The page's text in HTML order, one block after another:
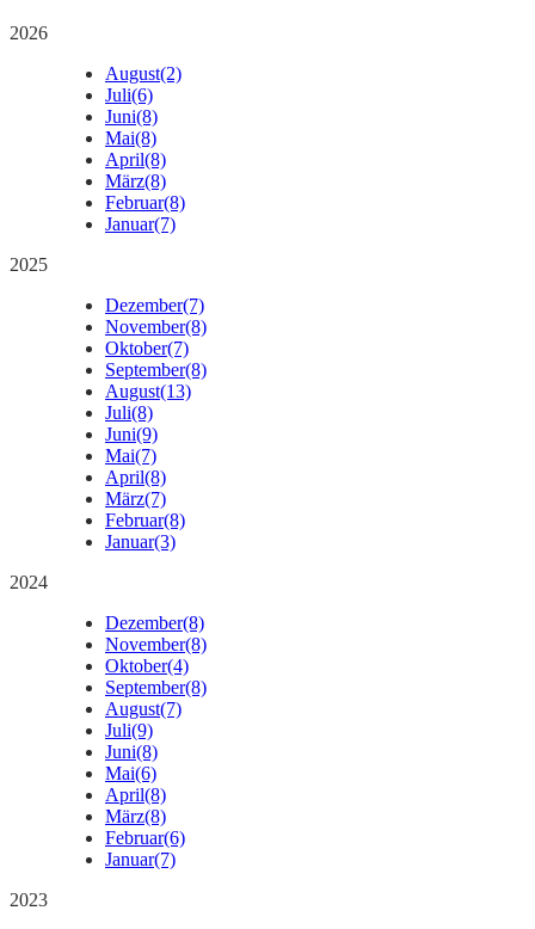
2026
August(2)
Juli(6)
Juni(8)
Mai(8)
April(8)
März(8)
Februar(8)
Januar(7)
2025
Dezember(7)
November(8)
Oktober(7)
September(8)
August(13)
Juli(8)
Juni(9)
Mai(7)
April(8)
März(7)
Februar(8)
Januar(3)
2024
Dezember(8)
November(8)
Oktober(4)
September(8)
August(7)
Juli(9)
Juni(8)
Mai(6)
April(8)
März(8)
Februar(6)
Januar(7)
2023